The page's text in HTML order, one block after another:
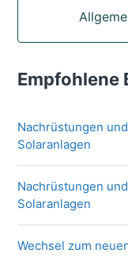
Empfohlene
Nachrüstungen
Solaranlagen
Nachrüstungen
Solaranlagen
Wechsel zum